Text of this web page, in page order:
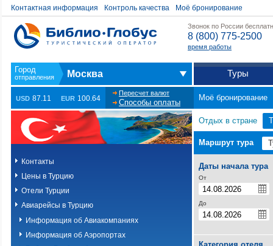
Контактная информация Контроль качества Моё бронирование
Звонок по России
8 (800) 775-2500
время работы
Москва Туры
USD 87.11 EUR 100.64
Пересчет валют
Способы оплаты
Моё бронирование
Контакты
Цены в Турцию
Отели Турции
Авиарейсы в Турцию
Информация об Авиакомпаниях
Информация об Аэропортах
Отдых в стране
Маршрут тура
Даты начала тура
От
До